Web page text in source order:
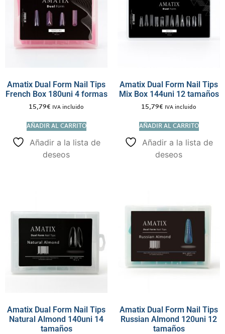
Amatix Dual Form Nail Tips
French Box 180uni 4 formas
15,79€ IVA incluido
AÑADIR AL CARRITO
Añadir a la lista de
deseos
Amatix Dual Form Nail Tips
Mix Box 144uni 12 tamaños
15,79€ IVA incluido
AÑADIR AL CARRITO
Añadir a la lista de
deseos
Amatix Dual Form Nail Tips
Natural Almond 140uni 14
tamaños
Amatix Dual Form Nail Tips
Russian Almond 120uni 12
tamaños